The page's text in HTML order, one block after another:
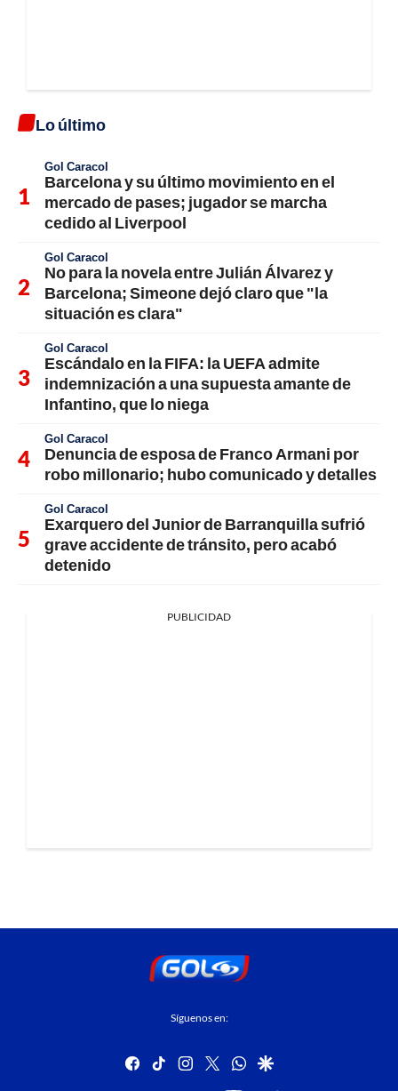
Lo último
Gol Caracol
Barcelona y su último movimiento en el
mercado de pases; jugador se marcha
cedido al Liverpool
Gol Caracol
No para la novela entre Julián Álvarez y
Barcelona; Simeone dejó claro que "la
situación es clara"
Gol Caracol
Escándalo en la FIFA: la UEFA admite
indemnización a una supuesta amante de
Infantino, que lo niega
Gol Caracol
Denuncia de esposa de Franco Armani por
robo millonario; hubo comunicado y detalles
Gol Caracol
Exarquero del Junior de Barranquilla sufrió
grave accidente de tránsito, pero acabó
detenido
PUBLICIDAD
Síguenos en:
facebook
tiktok instagram
twitterwhatsapp
google